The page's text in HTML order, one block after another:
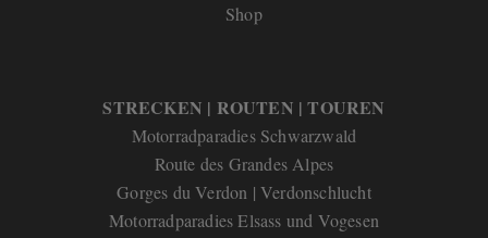
Shop
STRECKEN | ROUTEN | TOUREN
Motorradparadies Schwarzwald
Route des Grandes Alpes
Gorges du Verdon | Verdonschlucht
Motorradparadies Elsass und Vogesen